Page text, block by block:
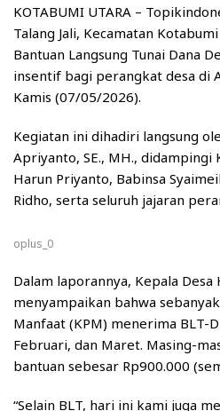
KOTABUMI UTARA –
Talang Jali, Kecamatan
Bantuan Langsung Tunai Dana
insentif bagi perangkat desa di
Kamis (07/05/2026).
Kegiatan ini dihadiri langsung
Apriyanto, SE., MH., didampingi
Harun Priyanto, Babinsa
Ridho, serta seluruh jajaran
oplus_0
Dalam laporannya, Kepala Desa
menyampaikan bahwa
Manfaat (KPM) menerima BLT-
Februari, dan Maret. Masing-
bantuan sebesar Rp900.000
“Selain BLT, hari ini kami juga